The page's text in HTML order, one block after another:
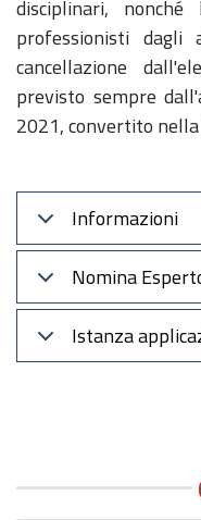
disciplinari, nonché
professionisti
cancellazione
previsto sempre
2021, convertito
Informazioni
Nomina
Istanza